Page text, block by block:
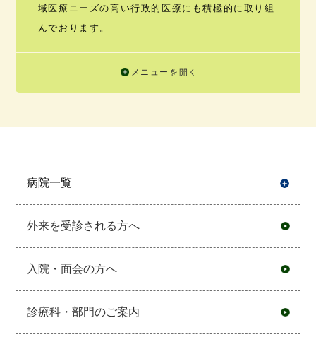
域医療ニーズの高い行政的医療にも積極的に取り組
んでおります。
メニューを開く
病院一覧
外来を受診される方へ
入院・面会の方へ
診療科・部門のご案内